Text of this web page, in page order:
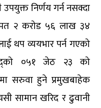
निर्णय गर्न नसक्दा
२ करोड ५६ लाख ३४
थप व्ययभार पर्न गएको
०५१ जेठ २३ को
सरुवा हुने प्रमुखबाहेक
सामान खरिद र ढुवानी